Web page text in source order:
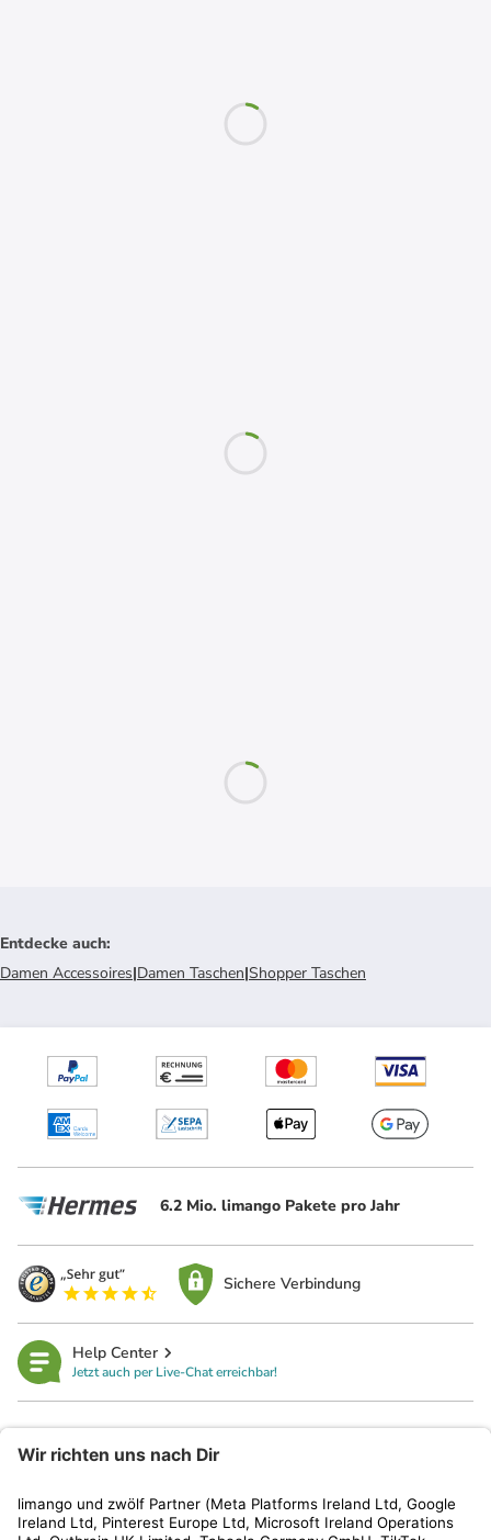
Entdecke auch:
Damen Accessoires|Damen Taschen|Shopper Taschen
6.2 Mio. limango Pakete pro Jahr
Sichere Verbindung
Help Center
Jetzt auch per Live-Chat erreichbar!